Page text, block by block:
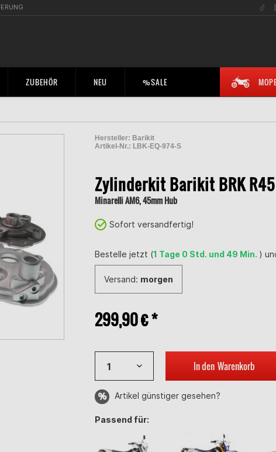
ZUBEHÖR NEU %SALE
Hersteller: Barikit
Artikel-Nr.: LBK-EQ-974-S
Zylinderkit Barikit BRK
Minarelli AM6, 45mm Hub
Sofort versandfertig!
Bestelle jetzt (1 Tage 0 Std. und 49 Min. )
Versand: morgen
299,90 € *
In den Warenkorb
Artikel günstiger gesehen?
Passend für: